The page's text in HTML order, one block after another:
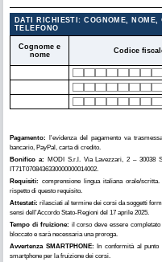
DATI RICHIESTI: COGNOME,
TELEFONO
Cognome e
nome
Codice
Pagamento:
l'evidenza del pagamento va
bancario, PayPal, carta di credito.
Bonifico a: MODI S.r.l. Via Lavezzari, 2 – 30038
IT71T0708436330000000014002.
Requisiti: comprensione lingua italiana orale/
rispetto di questo requisito.
Attestati: rilasciati al termine dei corsi da soggetti
sensi dell'Accordo Stato‑Regioni del 17 aprile 2025.
Tempo di fruizione: il corso deve essere
bloccato e sarà necessaria una proroga.
Avvertenza SMARTPHONE: In conformità al punto
smartphone per la fruizione dei corsi.